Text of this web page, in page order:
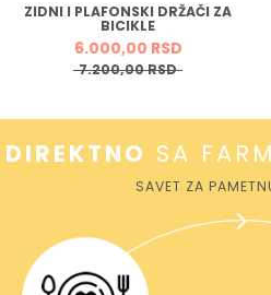
ZIDNI I PLAFONSKI DRŽAČI ZA
BICIKLE
6.000,00 RSD
7.200,00RSD
DIREKTNO SA
SAVET ZA